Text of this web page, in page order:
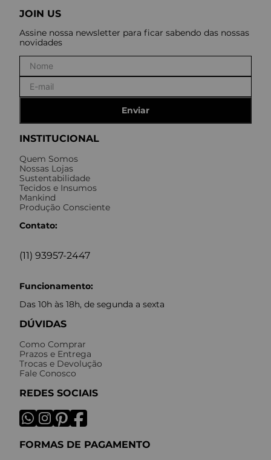
INSTITUCIONAL
Quem Somos
Nossas Lojas
Sustentabilidade
Tecidos e Insumos
Mankind
Produção Consciente
Contato:
(11) 93957-2447
Funcionamento:
Das 10h às 18h, de segunda a sexta
DÚVIDAS
Como Comprar
Prazos e Entrega
Trocas e Devolução
Fale Conosco
REDES SOCIAIS
FORMAS DE PAGAMENTO
JOIN US
Assine nossa newsletter para ficar sabendo das nossas
novidades
Enviar